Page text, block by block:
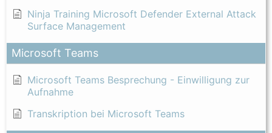
Ninja Training Microsoft Defender External Attack
Surface Management
Microsoft Teams
Microsoft Teams Besprechung - Einwilligung zur
Aufnahme
Transkription bei Microsoft Teams